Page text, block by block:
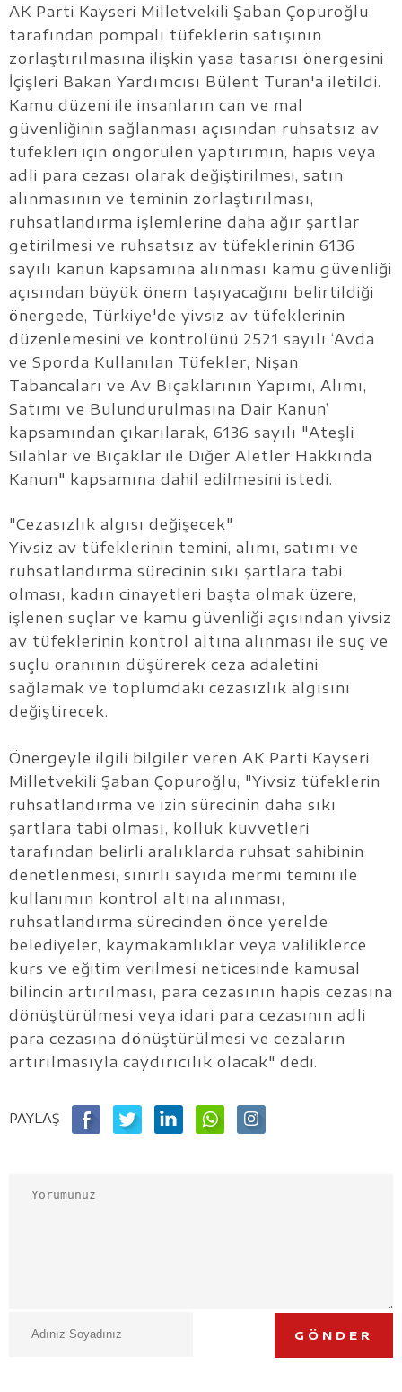
AK Parti Kayseri Milletvekili Şaban Çopuroğlu
tarafından pompalı tüfeklerin satışının
zorlaştırılmasına ilişkin yasa tasarısı önergesini
İçişleri Bakan Yardımcısı Bülent Turan'a iletildi.
Kamu düzeni ile insanların can ve mal
güvenliğinin sağlanması açısından ruhsatsız av
tüfekleri için öngörülen yaptırımın, hapis veya
adli para cezası olarak değiştirilmesi, satın
alınmasının ve teminin zorlaştırılması,
ruhsatlandırma işlemlerine daha ağır şartlar
getirilmesi ve ruhsatsız av tüfeklerinin 6136
sayılı kanun kapsamına alınması kamu güvenliği
açısından büyük önem taşıyacağını belirtildiği
önergede, Türkiye'de yivsiz av tüfeklerinin
düzenlemesini ve kontrolünü 2521 sayılı ‘Avda
ve Sporda Kullanılan Tüfekler, Nişan
Tabancaları ve Av Bıçaklarının Yapımı, Alımı,
Satımı ve Bulundurulmasına Dair Kanun’
kapsamından çıkarılarak, 6136 sayılı "Ateşli
Silahlar ve Bıçaklar ile Diğer Aletler Hakkında
Kanun" kapsamına dahil edilmesini istedi.
"Cezasızlık algısı değişecek"
Yivsiz av tüfeklerinin temini, alımı, satımı ve
ruhsatlandırma sürecinin sıkı şartlara tabi
olması, kadın cinayetleri başta olmak üzere,
işlenen suçlar ve kamu güvenliği açısından yivsiz
av tüfeklerinin kontrol altına alınması ile suç ve
suçlu oranının düşürerek ceza adaletini
sağlamak ve toplumdaki cezasızlık algısını
değiştirecek.
Önergeyle ilgili bilgiler veren AK Parti Kayseri
Milletvekili Şaban Çopuroğlu, "Yivsiz tüfeklerin
ruhsatlandırma ve izin sürecinin daha sıkı
şartlara tabi olması, kolluk kuvvetleri
tarafından belirli aralıklarda ruhsat sahibinin
denetlenmesi, sınırlı sayıda mermi temini ile
kullanımın kontrol altına alınması,
ruhsatlandırma sürecinden önce yerelde
belediyeler, kaymakamlıklar veya valiliklerce
kurs ve eğitim verilmesi neticesinde kamusal
bilincin artırılması, para cezasının hapis cezasına
dönüştürülmesi veya idari para cezasının adli
para cezasına dönüştürülmesi ve cezaların
artırılmasıyla caydırıcılık olacak" dedi.
PAYLAŞ
GÖNDER